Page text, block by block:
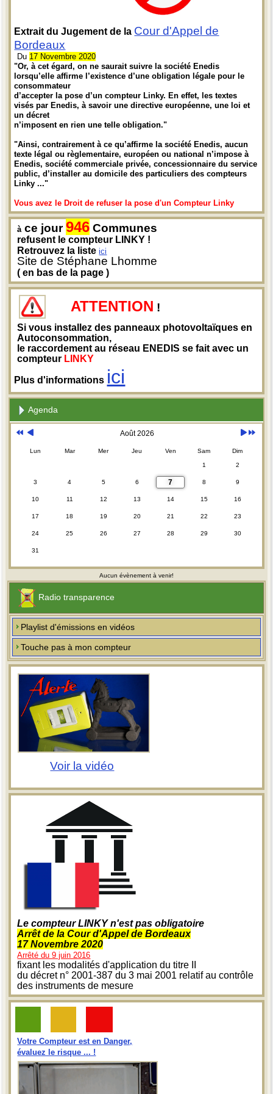
Extrait du Jugement de la Cour d'Appel de
Bordeaux
Du 17 Novembre 2020
"Or, à cet égard, on ne saurait suivre la société Enedis
lorsqu’elle affirme l’existence d’une obligation légale pour le
consommateur
d’accepter la pose d’un compteur Linky. En effet, les textes
visés par Enedis, à savoir une directive européenne, une loi et
un décret
n’imposent en rien une telle obligation."
"Ainsi, contrairement à ce qu’affirme la société Enedis, aucun
texte légal ou règlementaire, européen ou national n’impose à
Enedis, société commerciale privée, concessionnaire du service
public, d’installer au domicile des particuliers des compteurs
Linky ..."
Vous avez le Droit de refuser la pose d'un Compteur Linky
à ce jour946 Communes
refusent le compteur LINKY !
Retrouvez la listeici
Site de Stéphane Lhomme
( en bas de la page )
ATTENTION !
Si vous installez des panneaux photovoltaïques en
Autoconsommation,
le raccordement au réseau ENEDIS se fait avec un
compteur LINKY
Plus d'informations ici
Agenda
Août 2026
Lun Mar Mer Jeu Ven Sam Dim
1 2
3 4 5 6 7 8 9
10 11 12 13 14 15 16
17 18 19 20 21 22 23
24 25 26 27 28 29 30
31
Aucun évènement à venir!
Radio transparence
Playlist d'émissions en vidéos
Touche pas à mon compteur
Voir la vidéo
Le compteur LINKY n'est pas obligatoire
Arrêt de la Cour d'Appel de Bordeaux
17 Novembre 2020
Arrêté du 9 juin 2016
fixant les modalités d'application du titre II
du décret n° 2001-387 du 3 mai 2001 relatif au contrôle
des instruments de mesure
Votre Compteur est en Danger,
évaluez le risque ... !